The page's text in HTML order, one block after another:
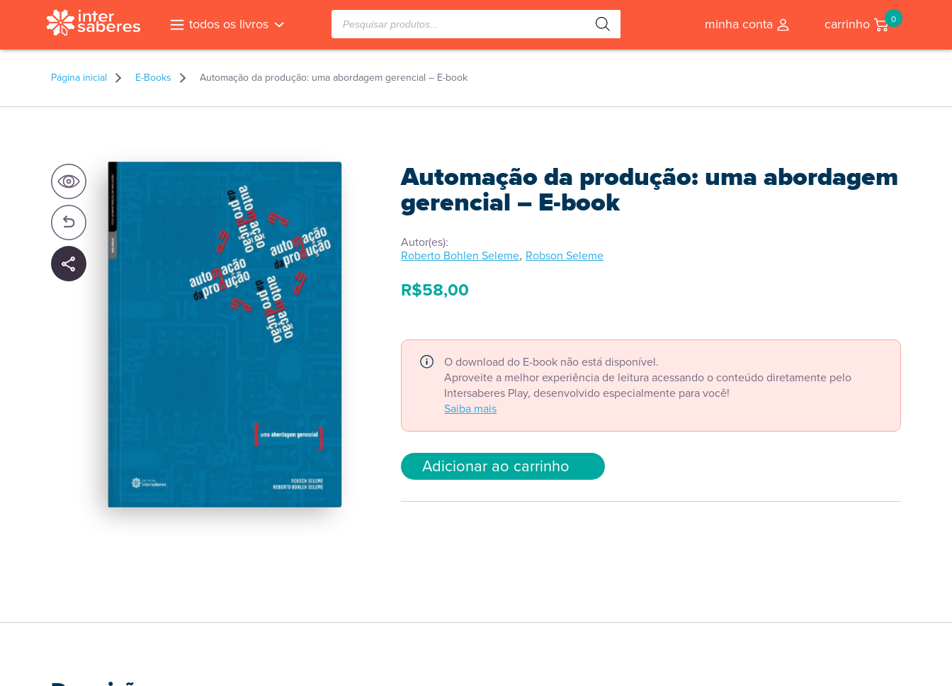
todos os livros Pesquisar
produtos minha conta carrinho 0
Página inicial E-Books Automação da produção: uma abordagem gerencial – E-book
Automação da produção: uma abordagem
gerencial – E-book
Autor(es):
Roberto Bohlen Seleme, Robson Seleme
R$58,00
O download do E-book não está disponível.
Aproveite a melhor experiência de leitura acessando o conteúdo diretamente pelo
Intersaberes Play, desenvolvido especialmente para você!
Saiba mais
Adicionar ao carrinho